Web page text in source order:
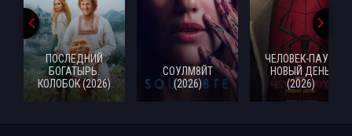
ПОСЛЕДНИЙ
БОГАТЫРЬ.
КОЛОБОК (2026)
СОУЛМ8ЙТ
(2026)
ЧЕЛОВЕК-ПАУК:
НОВЫЙ ДЕНЬ
(2026)